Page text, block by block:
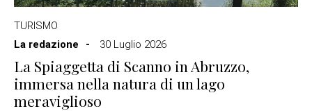
TURISMO
La redazione
30 Luglio 2026
La Spiaggetta di Scanno in Abruzzo,
immersa nella natura di un lago
meraviglioso